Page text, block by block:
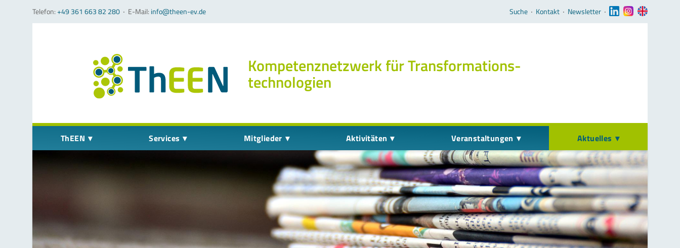
Telefon:+49 361 663 82 280 ‧ E-Mail: info@theen-ev.de Navigation überspringen
Suche ‧ Kontakt ‧ Newsletter ‧
Kompetenz­netzwerk für Transformations­
technologien
Navigation überspringen
ThEEN Services Mitglieder Aktivitäten Veranstaltungen Aktuelles